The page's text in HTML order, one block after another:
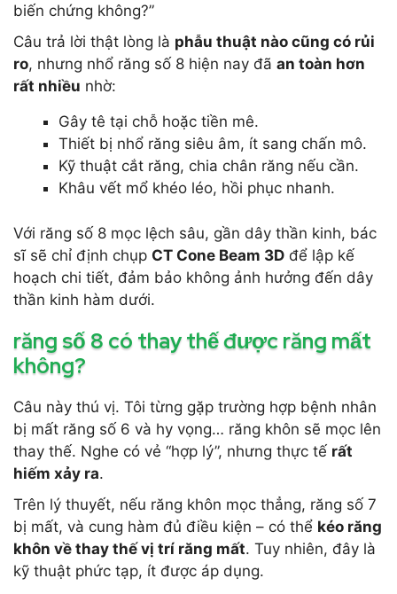
biến chứng không?”
Câu trả lời thật lòng là phẫu thuật nào cũng có rủi
ro, nhưng nhổ răng số 8 hiện nay đã an toàn hơn
rất nhiều nhờ:
Gây tê tại chỗ hoặc tiền mê.
Thiết bị nhổ răng siêu âm, ít sang chấn mô.
Kỹ thuật cắt răng, chia chân răng nếu cần.
Khâu vết mổ khéo léo, hồi phục nhanh.
Với răng số 8 mọc lệch sâu, gần dây thần kinh, bác
sĩ sẽ chỉ định chụp CT Cone Beam 3D để lập kế
hoạch chi tiết, đảm bảo không ảnh hưởng đến dây
thần kinh hàm dưới.
răng số 8 có thay thế được răng mất
không?
Câu này thú vị. Tôi từng gặp trường hợp bệnh nhân
bị mất răng số 6 và hy vọng… răng khôn sẽ mọc lên
thay thế. Nghe có vẻ “hợp lý”, nhưng thực tế rất
hiếm xảy ra.
Trên lý thuyết, nếu răng khôn mọc thẳng, răng số 7
bị mất, và cung hàm đủ điều kiện – có thể kéo răng
khôn về thay thế vị trí răng mất. Tuy nhiên, đây là
kỹ thuật phức tạp, ít được áp dụng.